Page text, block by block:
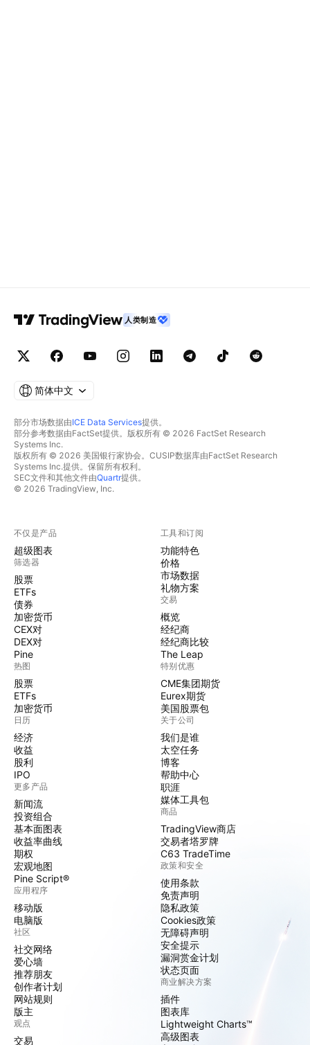
人类制造
简体中文
部分市场数据由ICE Data Services提供。
部分参考数据由FactSet提供。版权所有 © 2026 FactSet Research
Systems Inc.
版权所有 © 2026 美国银行家协会。CUSIP数据库由FactSet Research
Systems Inc.提供。保留所有权利。
SEC文件和其他文件由Quartr提供。
© 2026 TradingView, Inc.
不仅是产品
超级图表
筛选器
股票
ETFs
债券
加密货币
CEX对
DEX对
Pine
热图
股票
ETFs
加密货币
日历
经济
收益
股利
IPO
更多产品
新闻流
投资组合
基本面图表
收益率曲线
期权
宏观地图
Pine Script®
应用程序
移动版
电脑版
社区
社交网络
爱心墙
推荐朋友
创作者计划
网站规则
版主
观点
交易
工具和订阅
功能特色
价格
市场数据
礼物方案
交易
概览
经纪商
经纪商比较
The Leap
特别优惠
CME集团期货
Eurex期货
美国股票包
关于公司
我们是谁
太空任务
博客
帮助中心
职涯
媒体工具包
商品
TradingView商店
交易者塔罗牌
C63 TradeTime
政策和安全
使用条款
免责声明
隐私政策
Cookies政策
无障碍声明
安全提示
漏洞赏金计划
状态页面
商业解决方案
插件
图表库
Lightweight Charts™
高级图表